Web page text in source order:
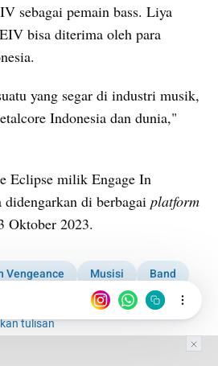
sebagai pemain bass. Liya
bisa diterima oleh para
yang segar di industri musik,
Indonesia dan dunia,"
Eclipse milik Engage In
didengarkan di berbagai platform
Oktober 2023.
Vengeance Musisi
Band
Mini album
tulisan